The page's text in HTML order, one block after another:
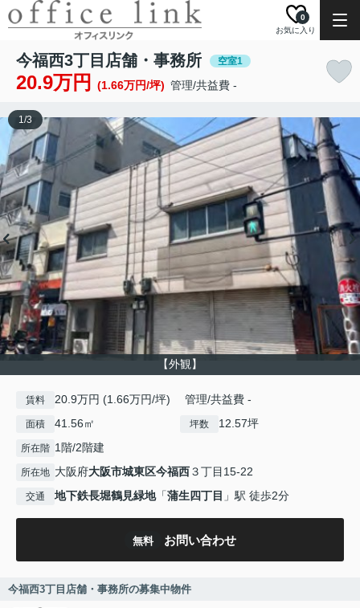
お気に入り
0
今福西3丁目店舗・事務所 空室1
20.9万円 (1.66万円/坪) 管理/共益費 -
【外観】
1/3
賃料 20.9万円 (1.66万円/坪) 管理/共益費 -
面積 41.56㎡ 坪数 12.57坪
所在階 1階/2階建
所在地 大阪府大阪市城東区今福西３丁目15-22
交通 地下鉄長堀鶴見緑地「蒲生四丁目 」駅 徒歩2分
無料 お問い合わせ
今福西3丁目店舗・事務所の募集中物件